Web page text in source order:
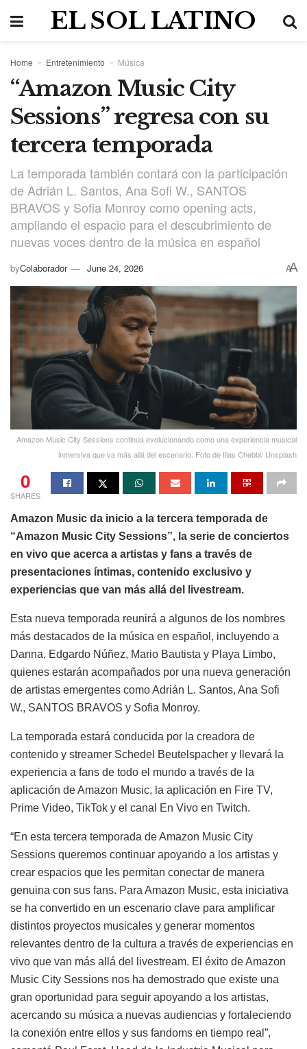
EL SOL LATINO
Home Entretenimiento Música
“Amazon Music City
Sessions” regresa con su
tercera temporada
La temporada también contará con la participación
de Adrián L. Santos, Ana Sofi W., SANTOS
BRAVOS y Sofia Monroy como opening acts,
ampliando el espacio para el descubrimiento de
nuevas voces dentro de la música en español
byColaborador June 24, 2026 AA
Amazon Music City Sessions continúa evolucionando como una experiencia musical
inmersiva que va más allá del escenario. Foto de Ilias Chebbi/ Unsplash
0
SHARES
Amazon Music da inicio a la tercera temporada de
“Amazon Music City Sessions”, la serie de conciertos
en vivo que acerca a artistas y fans a través de
presentaciones íntimas, contenido exclusivo y
experiencias que van más allá del livestream.
Esta nueva temporada reunirá a algunos de los nombres
más destacados de la música en español, incluyendo a
Danna, Edgardo Núñez, Mario Bautista y Playa Limbo,
quienes estarán acompañados por una nueva generación
de artistas emergentes como Adrián L. Santos, Ana Sofi
W., SANTOS BRAVOS y Sofia Monroy.
La temporada estará conducida por la creadora de
contenido y streamer Schedel Beutelspacher y llevará la
experiencia a fans de todo el mundo a través de la
aplicación de Amazon Music, la aplicación en Fire TV,
Prime Video, TikTok y el canal En Vivo en Twitch.
“En esta tercera temporada de Amazon Music City
Sessions queremos continuar apoyando a los artistas y
crear espacios que les permitan conectar de manera
genuina con sus fans. Para Amazon Music, esta iniciativa
se ha convertido en un escenario clave para amplificar
distintos proyectos musicales y generar momentos
relevantes dentro de la cultura a través de experiencias en
vivo que van más allá del livestream. El éxito de Amazon
Music City Sessions nos ha demostrado que existe una
gran oportunidad para seguir apoyando a los artistas,
acercando su música a nuevas audiencias y fortaleciendo
la conexión entre ellos y sus fandoms en tiempo real”,